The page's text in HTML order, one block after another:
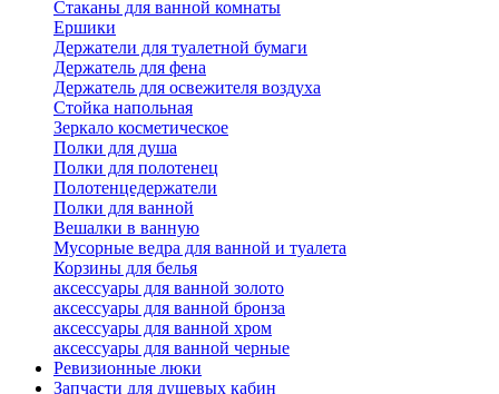
Стаканы для ванной комнаты
Ершики
Держатели для туалетной бумаги
Держатель для фена
Держатель для освежителя воздуха
Стойка напольная
Зеркало косметическое
Полки для душа
Полки для полотенец
Полотенцедержатели
Полки для ванной
Вешалки в ванную
Мусорные ведра для ванной и туалета
Корзины для белья
аксессуары для ванной золото
аксессуары для ванной бронза
аксессуары для ванной хром
аксессуары для ванной черные
Ревизионные люки
Запчасти для душевых кабин